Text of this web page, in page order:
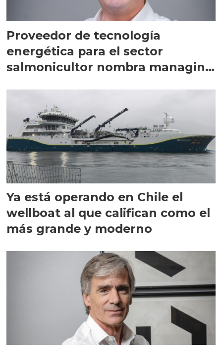
Proveedor de tecnología
energética para el sector
salmonicultor nombra managing
Ya está operando en Chile el
wellboat al que califican como el
más grande y moderno